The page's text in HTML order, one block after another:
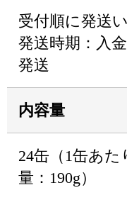
受付順に発送
発送時期：入
発送
内容量
24缶（1缶あた
量：190g）